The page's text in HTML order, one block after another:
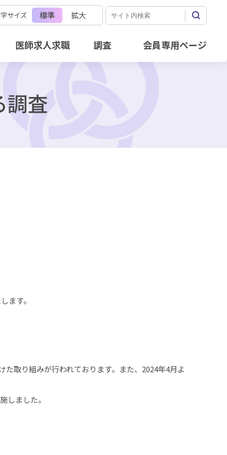
サイズ 標準 拡大
医師求人求職 調査 会員専用ページ
調査
ます。
取り組みが行われております。また、2024年4月よ
しました。